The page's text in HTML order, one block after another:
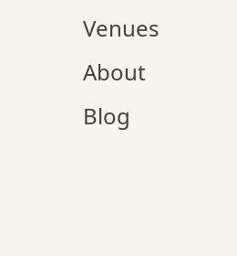
.   .   .   :   .   .   .
.   .   .   +   .   .   .
.   .   x   .   .   .   .
.   .   .   .   .   +   .
.   .   .   .   x   .   .
.   .   .   .   .   .   .
x   .   .   .   .   .   +
.   .   .   .   +   o   .
.   .   .   .   .   .   .
.   x   .   .   .   .   .
.   x   :   x   .   .   .
Venues
About
Blog